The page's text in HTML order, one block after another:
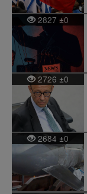
2827±0
2726 ±0
2684 ±0